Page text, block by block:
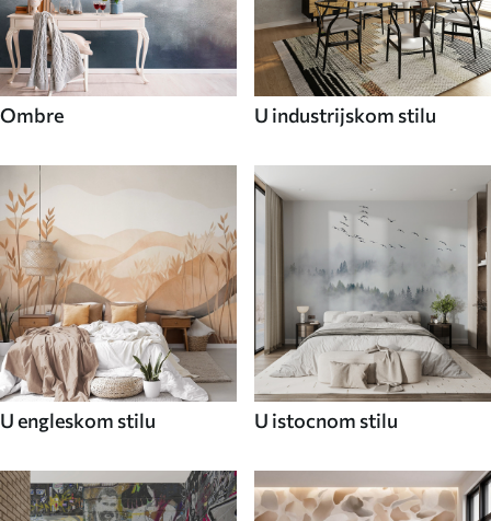
Ombre U industrijskom stilu
U engleskom stilu U istocnom stilu